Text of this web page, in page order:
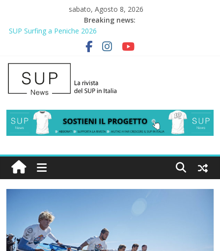
sabato, Agosto 8, 2026
Breaking news:
SUP Surfing a Peniche 2026
AirSUP a Gallico: prima storica gara per Reggio Calabria
Gallico Paddle Fest 2026: sul lungomare di Gallico torna la festa
del SUP
Porto Selvaggio, a lezione di soccorso con la giornata della
prevenzione
2° Urban Sup Trophy: la regata solidale per lo IOR